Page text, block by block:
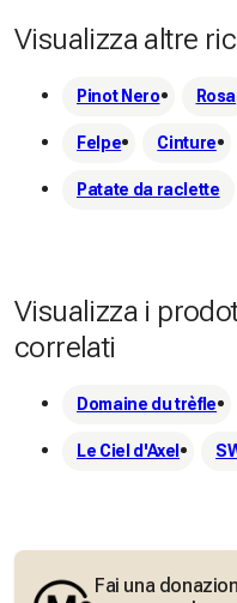
Visualizza altre
Pinot Nero Rosa
Felpe Cinture
Patate da raclette
Visualizza i
correlati
Domaine du trèfle
Le Ciel d'Axel
Fai una